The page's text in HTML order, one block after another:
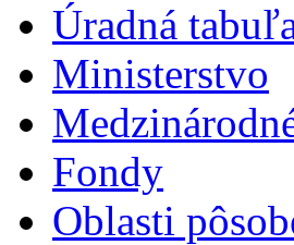
Úradná
Ministerstvo
Fondy
Oblasti